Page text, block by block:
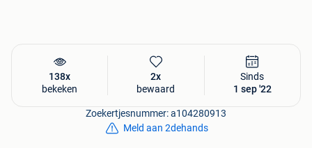
Nog veel meer...
In de collectie van Nostalux vindt u een groots assortiment
buitenverlichting in alle stijlen en materialen. Daarnaast
kunt u bij Nostalux terecht voor binnenverlichting,
138x
bekeken
2x
bewaard
Sinds
1 sep '22
Zoekertjesnummer: a104280913
Meld aan 2dehands